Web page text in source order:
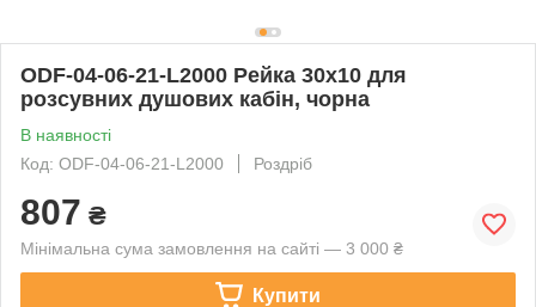
ODF-04-06-21-L2000 Рейка 30х10 для
розсувних душових кабін, чорна
В наявності
Код: ODF-04-06-21-L2000
Роздріб
807 ₴
Мінімальна сума замовлення на сайті — 3 000 ₴
Купити